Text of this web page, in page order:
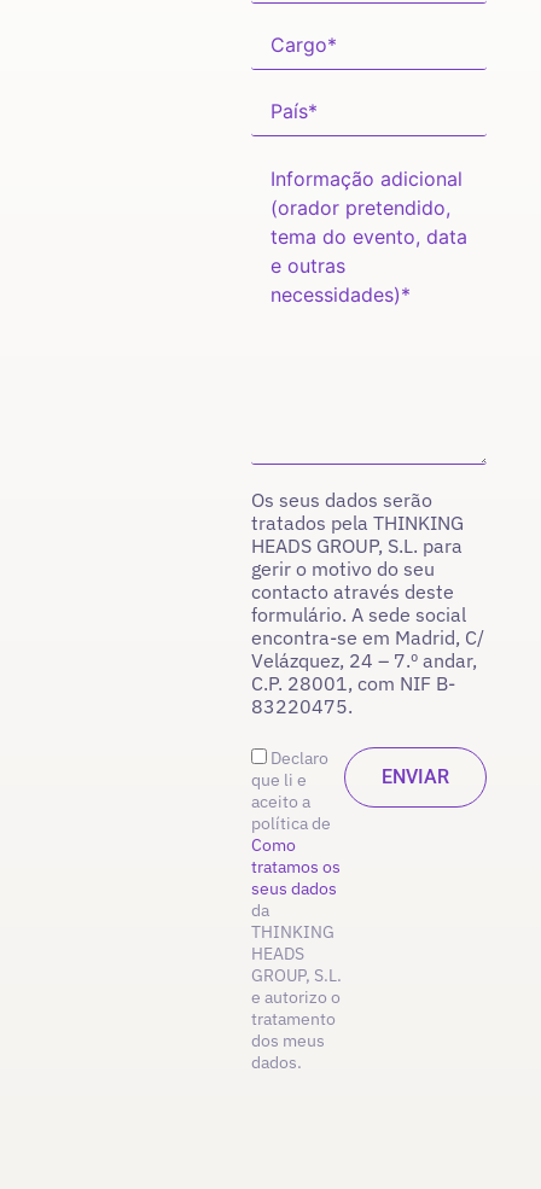
Os seus dados serão
tratados pela THINKING
HEADS GROUP, S.L. para
gerir o motivo do seu
contacto através deste
formulário. A sede social
encontra-se em Madrid, C/
Velázquez, 24 – 7.º andar,
C.P. 28001, com NIF B-
83220475.
Declaro
que li e
aceito a
política de
Como
tratamos os
seus dados
da
THINKING
HEADS
GROUP, S.L.
e autorizo o
tratamento
dos meus
dados.